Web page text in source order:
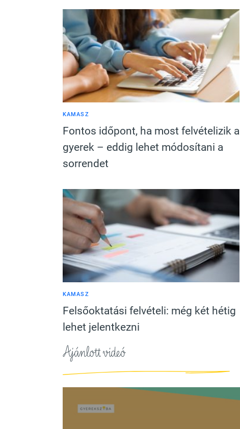
KAMASZ
Fontos időpont, ha most felvételizik a
gyerek – eddig lehet módosítani a
sorrendet
KAMASZ
Felsőoktatási felvételi: még két hétig
lehet jelentkezni
Ajánlott videó